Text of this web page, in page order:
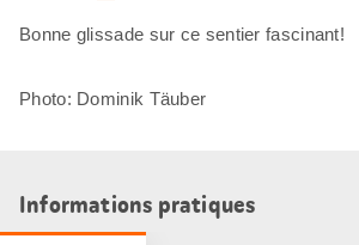
Bonne glissade sur ce sentier fascinant!
Photo: Dominik Täuber
Informations pratiques